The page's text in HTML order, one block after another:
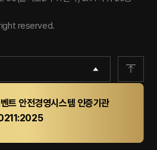
reserved.
트 안전경영시스템 인증기관